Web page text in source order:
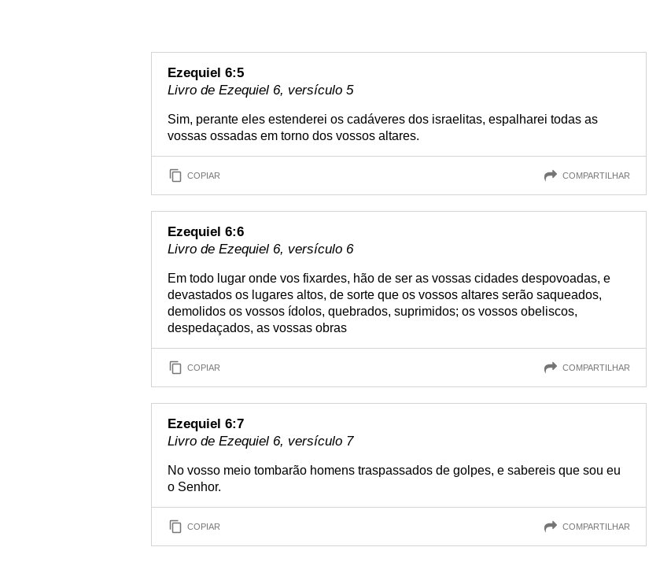
Ezequiel 6:5
Livro de Ezequiel 6, versículo 5
Sim, perante eles estenderei os cadáveres dos israelitas, espalharei todas as
vossas ossadas em torno dos vossos altares.
COPIAR COMPARTILHAR
Ezequiel 6:6
Livro de Ezequiel 6, versículo 6
Em todo lugar onde vos fixardes, hão de ser as vossas cidades despovoadas, e
devastados os lugares altos, de sorte que os vossos altares serão saqueados,
demolidos os vossos ídolos, quebrados, suprimidos; os vossos obeliscos,
despedaçados, as vossas obras
COPIAR COMPARTILHAR
Ezequiel 6:7
Livro de Ezequiel 6, versículo 7
No vosso meio tombarão homens traspassados de golpes, e sabereis que sou eu
o Senhor.
COPIAR COMPARTILHAR